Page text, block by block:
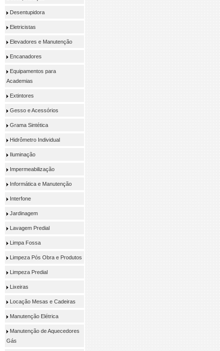
Desentupidora
Eletricistas
Elevadores e Manutenção
Encanadores
Equipamentos para
Academias
Extintores
Gesso e Acessórios
Grama Sintética
Hidrômetro Individual
Iluminação
Impermeabilização
Informática e Manutenção
Interfone
Jardinagem
Lavagem Predial
Limpa Fossa
Limpeza Pós Obra e Produtos
Limpeza Predial
Lixeiras
Locação Mesas e Cadeiras
Manutenção Elétrica
Manutenção de Aquecedores
Gás